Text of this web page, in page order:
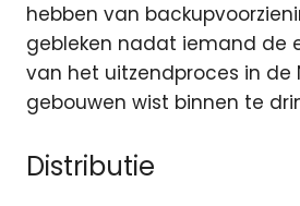
hebben van
gebleken nadat iemand de
van het uitzendproces in de
gebouwen wist binnen te
Distributie